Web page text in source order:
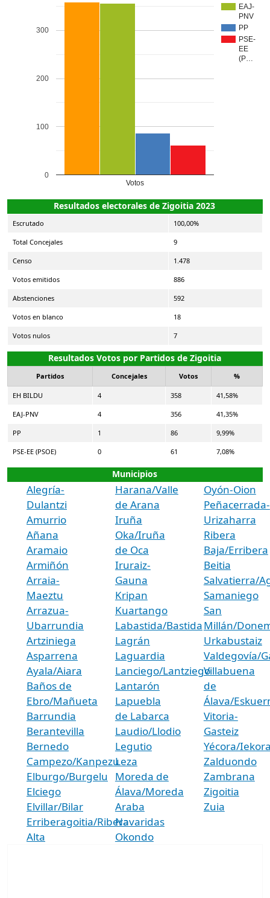
EAJ-
PNV
PP
PSE-
EE
(P…
Votos
0
100
200
300
Resultados electorales de Zigoitia 2023
Escrutado 100,00%
Total Concejales 9
Censo 1.478
Votos emitidos 886
Abstenciones 592
Votos en blanco 18
Votos nulos 7
Resultados Votos por Partidos de Zigoitia
Partidos Concejales Votos %
EH BILDU 4 358 41,58%
EAJ-PNV 4 356 41,35%
PP 1 86 9,99%
PSE-EE (PSOE) 0 61 7,08%
Municipios
Alegría-
Dulantzi
Amurrio
Añana
Aramaio
Armiñón
Arraia-
Maeztu
Arrazua-
Ubarrundia
Artziniega
Asparrena
Ayala/Aiara
Baños de
Ebro/Mañueta
Barrundia
Berantevilla
Bernedo
Campezo/Kanpezu
Elburgo/Burgelu
Elciego
Elvillar/Bilar
Erriberagoitia/Ribera
Alta
Harana/Valle
de Arana
Iruña
Oka/Iruña
de Oca
Iruraiz-
Gauna
Kripan
Kuartango
Labastida/Bastida
Lagrán
Laguardia
Lanciego/Lantziego
Lantarón
Lapuebla
de Labarca
Laudio/Llodio
Legutio
Leza
Moreda de
Álava/Moreda
Araba
Navaridas
Okondo
Oyón-Oion
Peñacerrada-
Urizaharra
Ribera
Baja/Erribera
Beitia
Salvatierra/
Samaniego
San
Millán/
Urkabustaiz
Valdegovía/
Villabuena
de
Álava/
Vitoria-
Gasteiz
Yécora/
Zalduondo
Zambrana
Zigoitia
Zuia